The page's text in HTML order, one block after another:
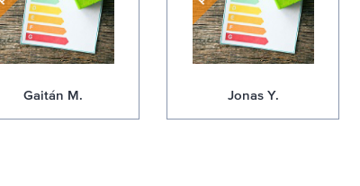
Gaitán M. Jonas Y.